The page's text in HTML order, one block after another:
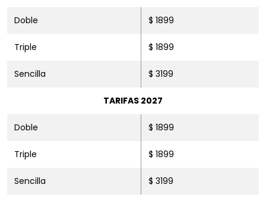
Doble $ 1899
Triple $ 1899
Sencilla $ 3199
TARIFAS 2027
Doble $ 1899
Triple $ 1899
Sencilla $ 3199